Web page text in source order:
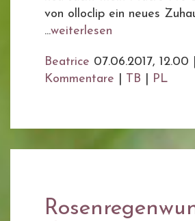
von olloclip ein neues
...weiterlesen
Beatrice 07.06.2017, 12.00
Kommentare
TB PL